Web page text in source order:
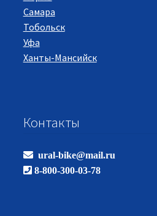
Самара
Тобольск
Уфа
Ханты-Мансийск
Контакты
ural-bike@mail.ru
8-800-300-03-78